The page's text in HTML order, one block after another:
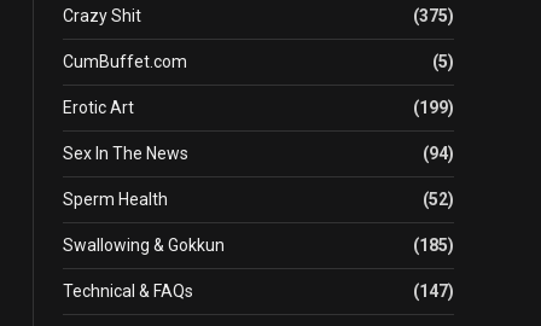
Crazy Shit (375)
CumBuffet.com (5)
Erotic Art (199)
Sex In The News (94)
Sperm Health (52)
Swallowing & Gokkun (185)
Technical & FAQs (147)